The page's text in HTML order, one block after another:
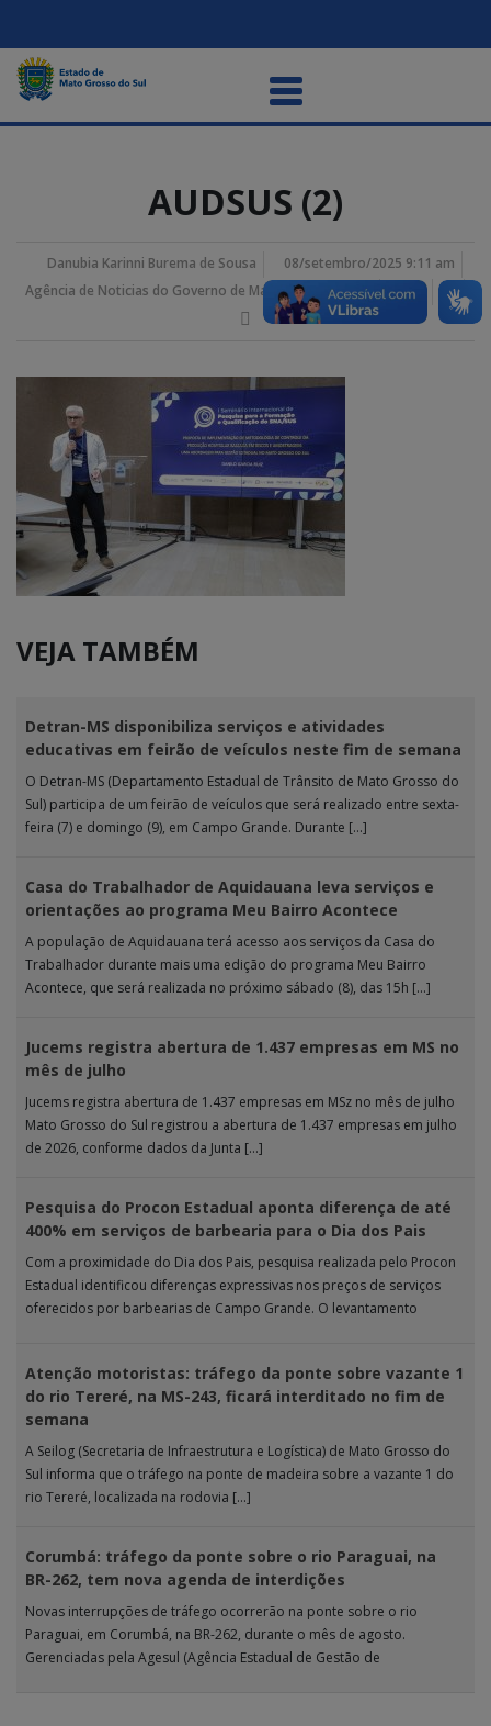
AUDSUS (2)
Danubia Karinni Burema de Sousa
08/setembro/2025 9:11 am
Agência de Noticias do Governo de Mato Grosso do Sul
VEJA TAMBÉM
Detran-MS disponibiliza serviços e atividades
educativas em feirão de veículos neste fim de semana
O Detran-MS (Departamento Estadual de Trânsito de Mato Grosso do
Sul) participa de um feirão de veículos que será realizado entre sexta-
feira (7) e domingo (9), em Campo Grande. Durante […]
Casa do Trabalhador de Aquidauana leva serviços e
orientações ao programa Meu Bairro Acontece
A população de Aquidauana terá acesso aos serviços da Casa do
Trabalhador durante mais uma edição do programa Meu Bairro
Acontece, que será realizada no próximo sábado (8), das 15h […]
Jucems registra abertura de 1.437 empresas em MS no
mês de julho
Jucems registra abertura de 1.437 empresas em MSz no mês de julho
Mato Grosso do Sul registrou a abertura de 1.437 empresas em julho
de 2026, conforme dados da Junta […]
Pesquisa do Procon Estadual aponta diferença de até
400% em serviços de barbearia para o Dia dos Pais
Com a proximidade do Dia dos Pais, pesquisa realizada pelo Procon
Estadual identificou diferenças expressivas nos preços de serviços
oferecidos por barbearias de Campo Grande. O levantamento
Atenção motoristas: tráfego da ponte sobre vazante 1
do rio Tereré, na MS-243, ficará interditado no fim de
semana
A Seilog (Secretaria de Infraestrutura e Logística) de Mato Grosso do
Sul informa que o tráfego na ponte de madeira sobre a vazante 1 do
rio Tereré, localizada na rodovia […]
Corumbá: tráfego da ponte sobre o rio Paraguai, na
BR-262, tem nova agenda de interdições
Novas interrupções de tráfego ocorrerão na ponte sobre o rio
Paraguai, em Corumbá, na BR-262, durante o mês de agosto.
Gerenciadas pela Agesul (Agência Estadual de Gestão de